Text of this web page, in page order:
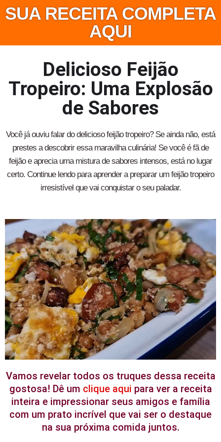
SUA RECEITA COMPLETA
AQUI
Delicioso Feijão
Tropeiro: Uma Explosão
de Sabores
Você já ouviu falar do delicioso feijão tropeiro? Se ainda não, está
prestes a descobrir essa maravilha culinária! Se você é fã de
feijão e aprecia uma mistura de sabores intensos, está no lugar
certo. Continue lendo para aprender a preparar um feijão tropeiro
irresistível que vai conquistar o seu paladar.
Vamos revelar todos os truques dessa receita
gostosa! Dê um clique aqui para ver a receita
inteira e impressionar seus amigos e família
com um prato incrível que vai ser o destaque
na sua próxima comida juntos.